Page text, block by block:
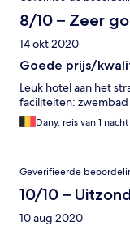
8/10 – Zeer
14 okt 2020
Goede prijs/
Leuk hotel aan het
faciliteiten:
Dany, reis van 1 nacht
Geverifieerde
10/10 –
10 aug 2020